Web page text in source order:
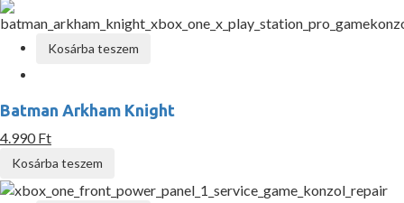
Kosárba teszem
Batman Arkham Knight
4.990 Ft
Kosárba teszem